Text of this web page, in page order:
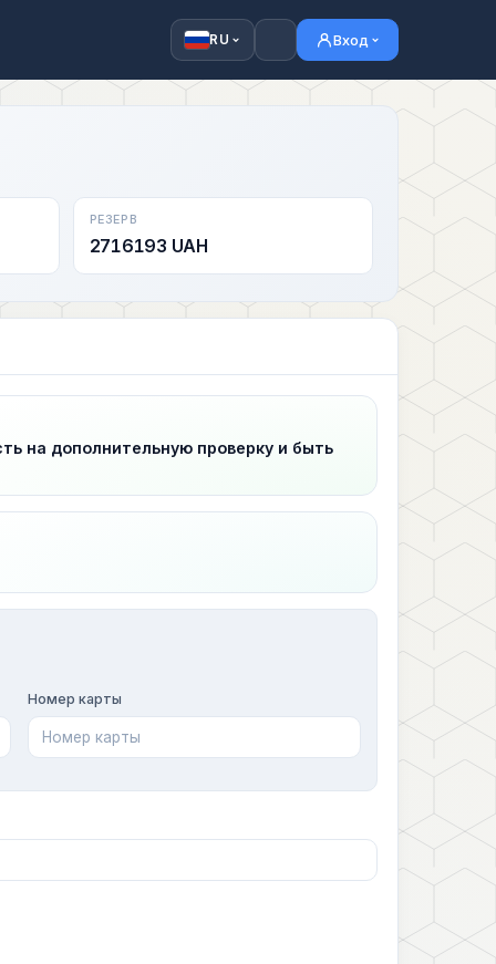
RU Вход
РЕЗЕРВ
2716193 UAH
на дополнительную проверку и быть
Номер карты